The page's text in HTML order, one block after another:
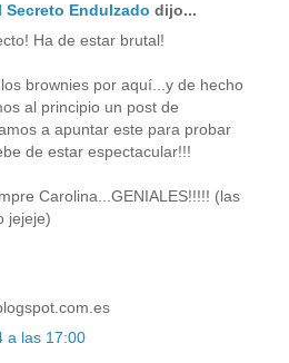
Secreto Endulzado dijo...
Ha de estar brutal!
brownies por aquí...y de hecho
al principio un post de
a apuntar este para probar
de estar espectacular!!!
Carolina...GENIALES!!!!! (las
jejeje)
a las 17:00